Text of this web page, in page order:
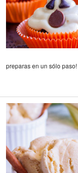
preparas en un sólo paso!